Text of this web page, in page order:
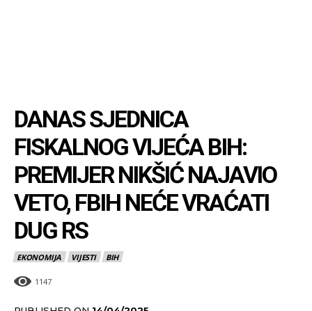
DANAS SJEDNICA
FISKALNOG VIJEĆA BIH:
PREMIJER NIKŠIĆ NAJAVIO
VETO, FBIH NEĆE VRAĆATI
DUG RS
EKONOMIJA VIJESTI BIH
1147